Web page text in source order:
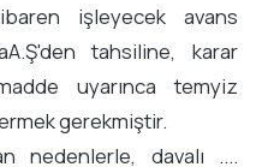
işleyecek avans
tahsiline, karar
uyarınca temyiz
gerekmiştir.
nedenlerle, davalı ....